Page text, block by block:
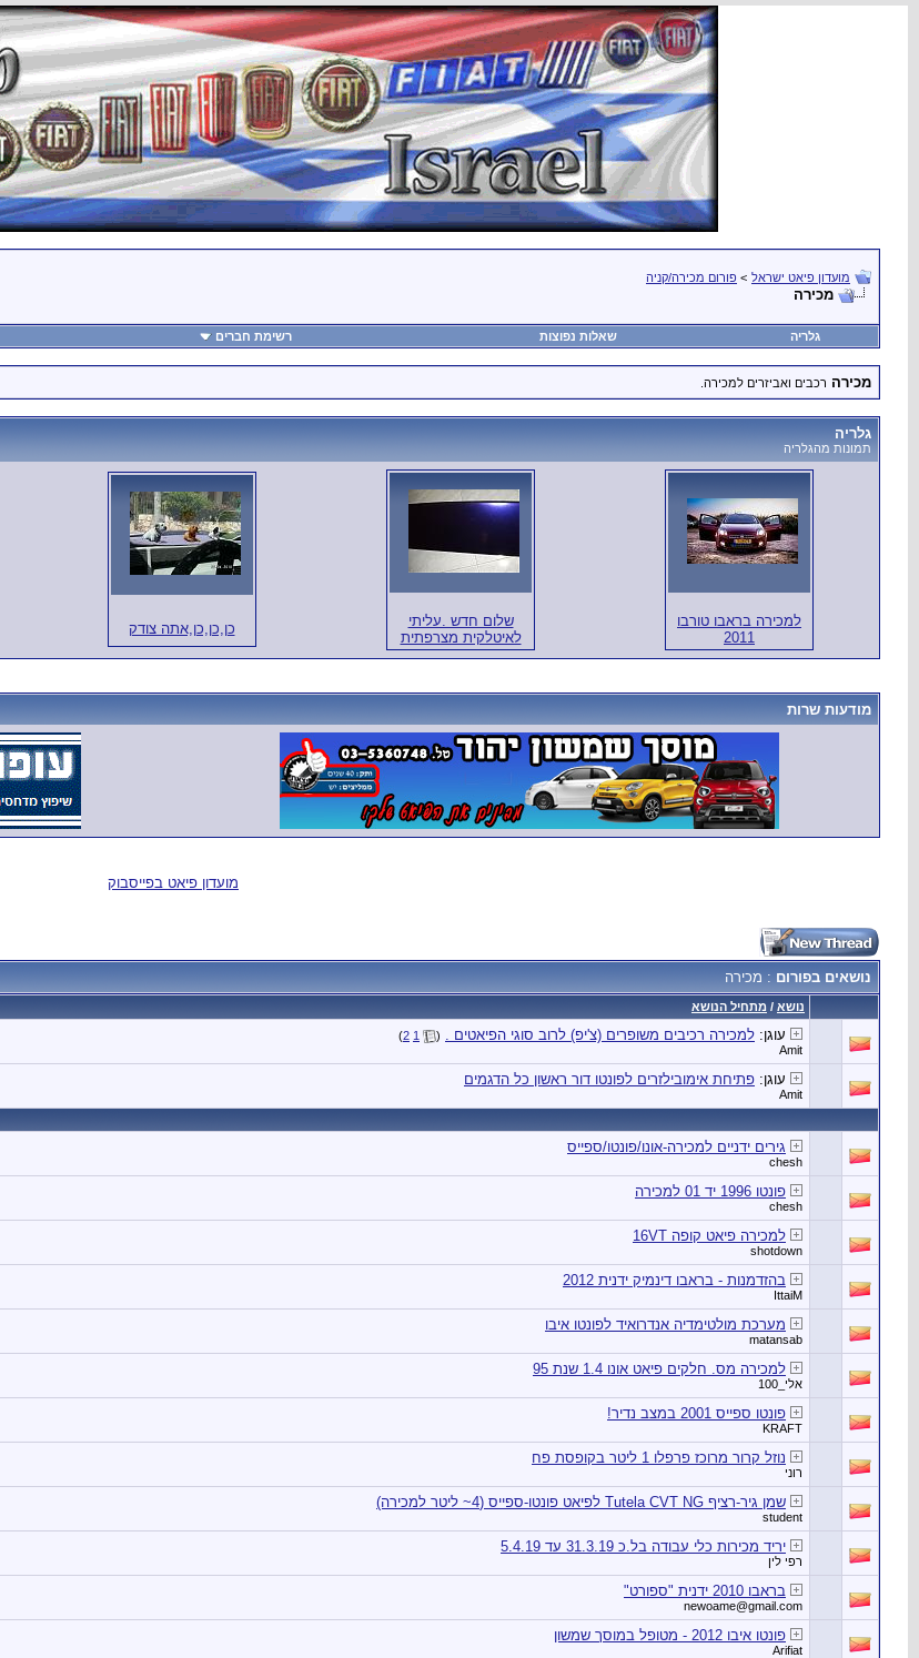
מועדון פיאט ישראל > פורום מכירה/קניה
מכירה
גלריה שאלות נפוצות רשימת חברים
מכירה רכבים ואביזרים למכירה.
גלריה
תמונות מהגלריה
למכירה בראבו טורבו
2011
שלום חדש .עליתי
לאיטלקית מצרפתית
כן,כן,כן,אתה צודק
מודעות שרות
מועדון פיאט בפייסבוק
נושאים בפורום : מכירה
נושא / מתחיל הנושא
עוגן: למכירה רכיבים משופרים (צ'יפ) לרוב סוגי הפיאטים . (
1
2
)
Amit
עוגן: פתיחת אימובילזרים לפונטו דור ראשון כל הדגמים
Amit
גירים ידניים למכירה-אונו/פונטו/ספייס
chesh
פונטו 1996 יד 01 למכירה
chesh
למכירה פיאט קופה 16VT
shotdown
בהזדמנות - בראבו דינמיק ידנית 2012
IttaiM
מערכת מולטימדיה אנדרואיד לפונטו איבו
matansab
למכירה מס. חלקים פיאט אונו 1.4 שנת 95
אלי_100
פונטו ספייס 2001 במצב נדיר!
KRAFT
נוזל קרור מרוכז פרפלו 1 ליטר בקופסת פח
רוני
שמן גיר-רציף Tutela CVT NG לפיאט פונטו-ספייס (4~ ליטר למכירה)
student
יריד מכירות כלי עבודה בל.כ 31.3.19 עד 5.4.19
רפי לין
בראבו 2010 ידנית "ספורט"
newoame@gmail.com
פונטו איבו 2012 - מטופל במוסך שמשון
Arifiat